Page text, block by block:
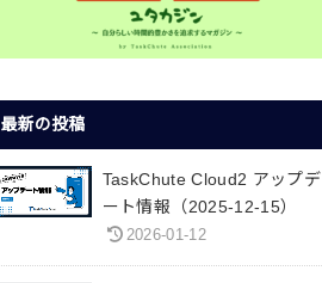
最新の投稿
TaskChute Cloud2 アップデ
ート情報（2025-12-15）
2026-01-12